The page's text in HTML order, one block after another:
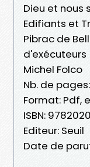
Dieu et nous
Edifiants et
Pibrac de
d'exécuteurs
Michel Folco
Nb. de
Format: Pdf,
ISBN:
Editeur: Seuil
Date de